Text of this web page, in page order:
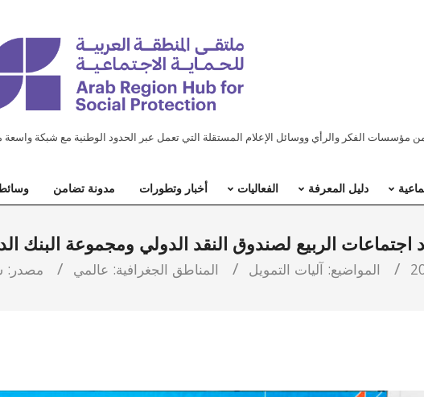
الفكر والرأي ووسائل الإعلام المستقلة التي تعمل عبر الحدود الوطنية مع شبكة
دليل المعرفة الفعاليات أخبار وتطورات مدونة تضامن
اجتماعات الربيع لصندوق النقد الدولي ومجموعة
المواضيع: آليات التمويل المناطق الجغرافية: عالمي مصدر: